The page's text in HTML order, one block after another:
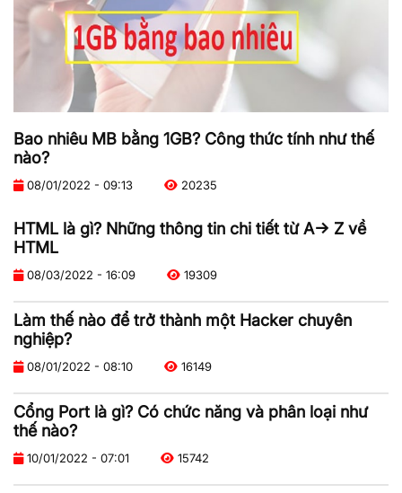
Bao nhiêu MB bằng 1GB? Công thức tính như thế
nào?
08/01/2022 - 09:13 20235
HTML là gì? Những thông tin chi tiết từ A-> Z về
HTML
08/03/2022 - 16:09 19309
Làm thế nào để trở thành một Hacker chuyên
nghiệp?
08/01/2022 - 08:10 16149
Cổng Port là gì? Có chức năng và phân loại như
thế nào?
10/01/2022 - 07:01 15742